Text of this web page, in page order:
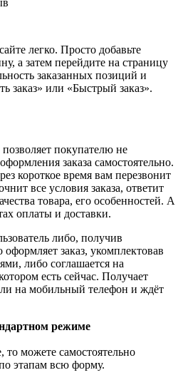
легко. Просто добавьте
а затем перейдите на страницу
заказанных позиций и
заказ» или «Быстрый заказ».
покупателю не
заказа самостоятельно.
короткое время вам перезвонит
все условия заказа, ответит
товара, его особенностей. А
оплаты и доставки.
либо, получив
оформляет заказ, укомплектовав
либо соглашается на
есть сейчас. Получает
на мобильный телефон и ждёт
режиме
можете самостоятельно
этапам всю форму.